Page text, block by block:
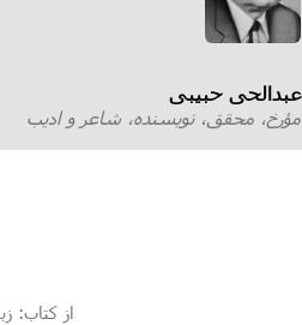
عبدالحی حبیبی
مؤرخ، محقق، نویسنده، شاعر و ادیب
از کتاب: